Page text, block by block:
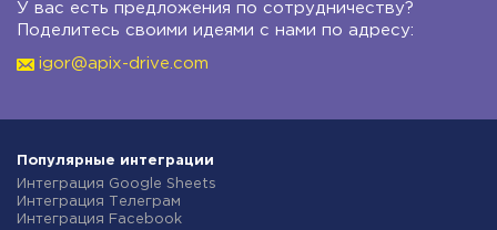
У вас есть предложения по сотрудничеству?
Поделитесь своими идеями с нами по адресу:
igor@apix-drive.com
Популярные интеграции
Интеграция Google Sheets
Интеграция Телеграм
Интеграция Facebook